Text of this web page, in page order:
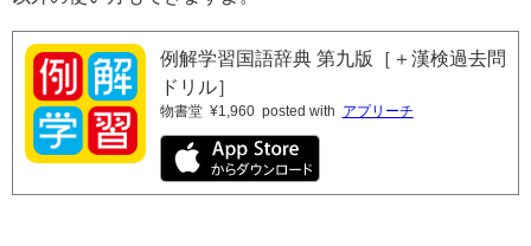
例解学習国語辞典 第九版［＋漢検過去問
ドリル］
物書堂 ¥1,960 posted with アプリーチ